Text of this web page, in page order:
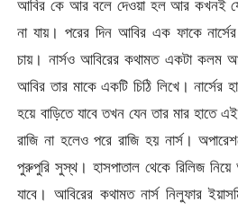
আবির কে আর বলে দেওয়া হল আর কখনই
না যায়। পরের দিন আবির এক ফাকে
চায়। নার্সও আবিরের কথামত একটা কলম
আবির তার মাকে একটি চিঠি লিখে। নার্সের
হয়ে বাড়িতে যাবে তখন যেন তার মার হাতে
রাজি না হলেও পরে রাজি হয় নার্স।
পুরুপুরি সুস্থ। হাসপাতাল থেকে রিলিজ নিয়ে
যাবে। আবিরের কথামত নার্স নিলুফার